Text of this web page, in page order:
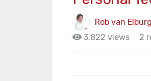
Rob van Elburg
3.822 views
2